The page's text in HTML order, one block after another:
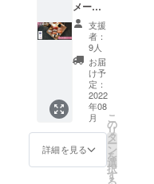
https://li
n.ee/Qq
13V4l ※
食事券
は差額
のお釣
りは出
ません
（ご注
意くだ
※ 有効
期限：
予約】
が必要
です。
下記の
方法で
ご予約
をお願
い致し
ます。
■ ご予
約方法
・
Facebo
お会計
の際に
スタッ
フまで
ご提示
くださ
い。 ※
LINEで
の送付
を希望
の方は
備考欄
メール
】 純粋
なご支
援をし
たい方
向けの
リター
ンで
す。 ご
支援い
ただい
た方に
は、お
店から
支援
者：
9人
お届
け予
定：
2022
年08
月
詳細を見る
こ
の
リ
タ
ー
ン
を
選
択
す
る